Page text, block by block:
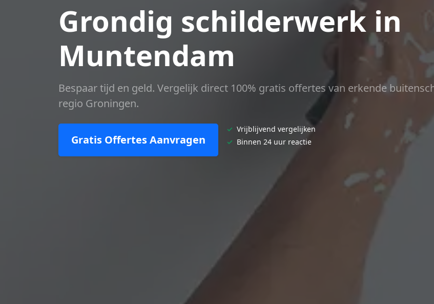
Grondig schilderwerk in
Muntendam
Bespaar tijd en geld. Vergelijk direct 100% gratis offertes van erkende
regio Groningen.
Gratis Offertes Aanvragen
✓ Vrijblijvend vergelijken
✓ Binnen 24 uur reactie